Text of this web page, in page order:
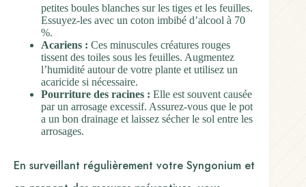
petites boules blanches sur les tiges et les feuilles.
Essuyez-les avec un coton imbibé d’alcool à 70
%.
Acariens : Ces minuscules créatures rouges
tissent des toiles sous les feuilles. Augmentez
l’humidité autour de votre plante et utilisez un
acaricide si nécessaire.
Pourriture des racines : Elle est souvent causée
par un arrosage excessif. Assurez-vous que le pot
a un bon drainage et laissez sécher le sol entre les
arrosages.
En surveillant régulièrement votre Syngonium et